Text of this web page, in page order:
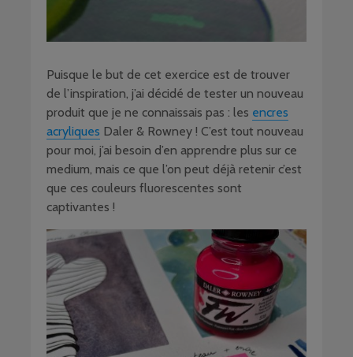
Puisque le but de cet exercice est de trouver
de l’inspiration, j’ai décidé de tester un nouveau
produit que je ne connaissais pas : les encres
acryliques Daler & Rowney ! C’est tout nouveau
pour moi, j’ai besoin d’en apprendre plus sur ce
medium, mais ce que l’on peut déjà retenir c’est
que ces couleurs fluorescentes sont
captivantes !